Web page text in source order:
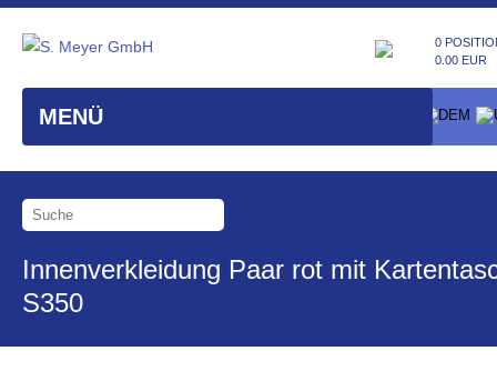
MENÜ
0
0.00 EUR
Innenverkleidung Paar rot mit
S350